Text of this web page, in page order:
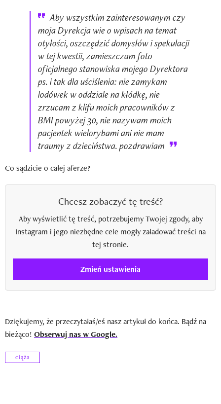
Aby wszystkim zainteresowanym czy
moja Dyrekcja wie o wpisach na temat
otyłości, oszczędzić domysłów i spekulacji
w tej kwestii, zamieszczam foto
oficjalnego stanowiska mojego Dyrektora
ps. i tak dla uściślenia: nie zamykam
lodówek w oddziale na kłódkę, nie
zrzucam z klifu moich pracowników z
BMI powyżej 30, nie nazywam moich
pacjentek wielorybami ani nie mam
traumy z dzieciństwa. pozdrawiam
Co sądzicie o całej aferze?
Chcesz zobaczyć tę treść?
Aby wyświetlić tę treść, potrzebujemy Twojej zgody, aby
Instagram i jego niezbędne cele mogły załadować treści na
tej stronie.
Zmień ustawienia
Dziękujemy, że przeczytałaś/eś nasz artykuł do końca. Bądź na
bieżąco! Obserwuj nas w Google.
ciąża